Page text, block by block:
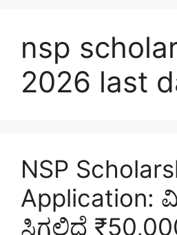
nsp
2026 last
NSP
Application:
ಸಿಗಲಿದೆ